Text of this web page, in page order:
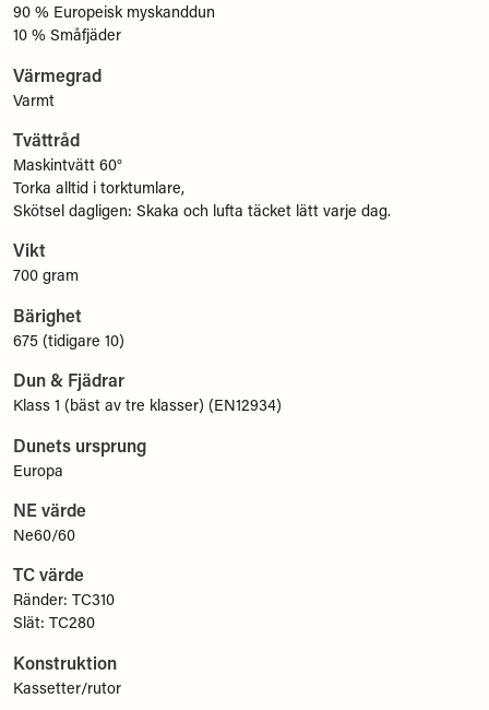
90 % Europeisk myskanddun
10 % Småfjäder
Värmegrad
Varmt
Tvättråd
Maskintvätt 60°
Torka alltid i torktumlare,
Skötsel dagligen: Skaka och lufta täcket lätt varje dag.
Vikt
700 gram
Bärighet
675 (tidigare 10)
Dun & Fjädrar
Klass 1 (bäst av tre klasser) (EN12934)
Dunets ursprung
Europa
NE värde
Ne60/60
TC värde
Ränder: TC310
Slät: TC280
Konstruktion
Kassetter/rutor